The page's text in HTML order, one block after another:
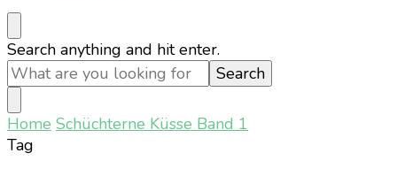
Looking
for
Something?
Search anything and hit enter.
Home Schüchterne Küsse Band 1
Tag